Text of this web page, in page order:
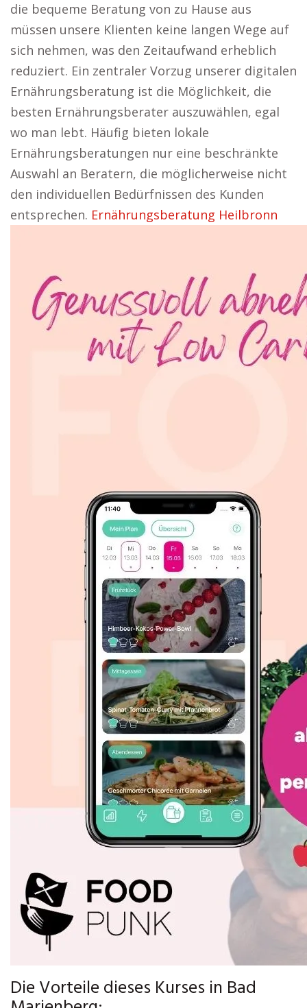
die bequeme Beratung von zu Hause aus
müssen unsere Klienten keine langen Wege auf
sich nehmen, was den Zeitaufwand erheblich
reduziert. Ein zentraler Vorzug unserer digitalen
Ernährungsberatung ist die Möglichkeit, die
besten Ernährungsberater auszuwählen, egal
wo man lebt. Häufig bieten lokale
Ernährungsberatungen nur eine beschränkte
Auswahl an Beratern, die möglicherweise nicht
den individuellen Bedürfnissen des Kunden
entsprechen. Ernährungsberatung Heilbronn
Die Vorteile dieses Kurses in Bad